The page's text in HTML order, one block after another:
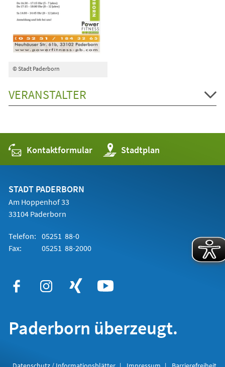
© Stadt Paderborn
VERANSTALTER
Kontaktformular Stadtplan
(Öffnet
in
einem
STADT PADERBORN
Am Hoppenhof 33
33104 Paderborn
Telefon: 05251 88-0
Fax:
05251 88-2000
Paderborn überzeugt.